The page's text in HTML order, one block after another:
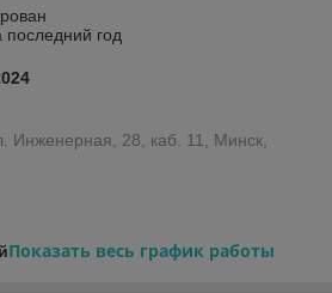
последний год
Инженерная, 28, каб. 11, Минск,
Показать весь график работы